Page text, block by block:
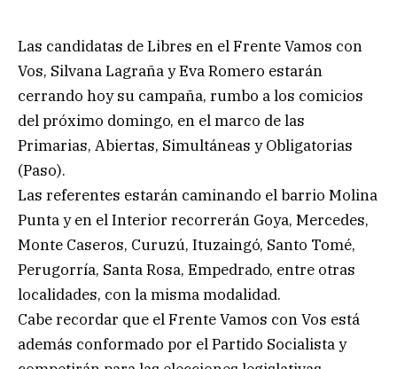
Las candidatas de Libres en el Frente Vamos con
Vos, Silvana Lagraña y Eva Romero estarán
cerrando hoy su campaña, rumbo a los comicios
del próximo domingo, en el marco de las
Primarias, Abiertas, Simultáneas y Obligatorias
(Paso).
Las referentes estarán caminando el barrio Molina
Punta y en el Interior recorrerán Goya, Mercedes,
Monte Caseros, Curuzú, Ituzaingó, Santo Tomé,
Perugorría, Santa Rosa, Empedrado, entre otras
localidades, con la misma modalidad.
Cabe recordar que el Frente Vamos con Vos está
además conformado por el Partido Socialista y